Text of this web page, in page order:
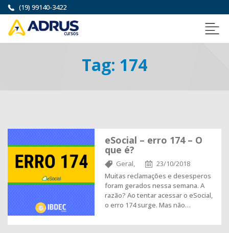
(19) 99140-3422
Tag: 174
eSocial – erro 174 – O
que é?
Geral,
23/10/2018
Muitas reclamações e desesperos
foram gerados nessa semana. A
razão? Ao tentar acessar o eSocial,
o erro 174 surge. Mas não…